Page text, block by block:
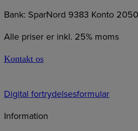
Bank: SparNord 9383 Konto
Alle priser er inkl. 25% moms
Kontakt os
Digital fortrydelsesformular
Information